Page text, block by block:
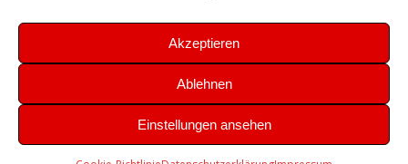
Akzeptieren
Ablehnen
Einstellungen ansehen
Theme